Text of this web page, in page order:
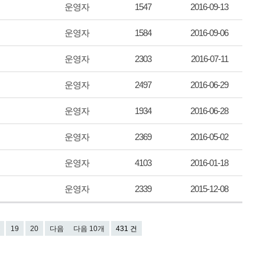
운영자 1547 2016-09-13
운영자 1584 2016-09-06
운영자 2303 2016-07-11
운영자 2497 2016-06-29
운영자 1934 2016-06-28
운영자 2369 2016-05-02
운영자 4103 2016-01-18
운영자 2339 2015-12-08
19 20 다음 다음 10개 431 건